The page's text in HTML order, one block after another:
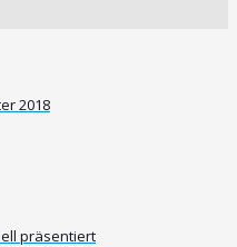
2018
präsentiert